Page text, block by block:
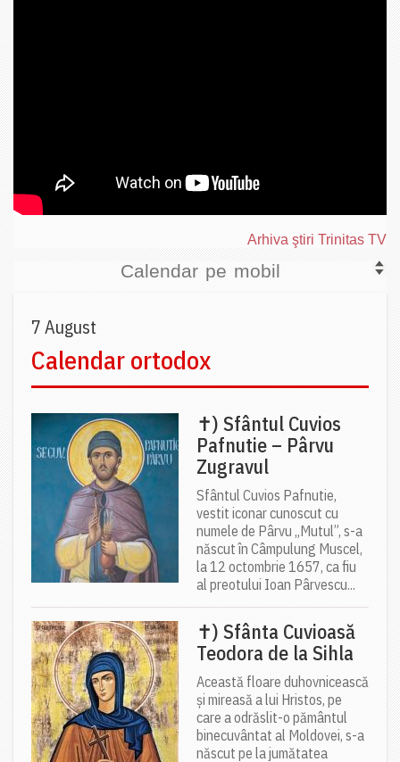
Arhiva ştiri Trinitas TV
Calendar pe mobil
7 August
Calendar ortodox
✝) Sfântul Cuvios
Pafnutie – Pârvu
Zugravul
Sfântul Cuvios Pafnutie,
vestit iconar cunoscut cu
numele de Pârvu „Mutul”, s-a
născut în Câmpulung Muscel,
la 12 octombrie 1657, ca fiu
al preotului Ioan Pârvescu...
✝) Sfânta Cuvioasă
Teodora de la Sihla
Această floare duhovnicească
și mireasă a lui Hristos, pe
care a odrăslit-o pământul
binecuvântat al Moldovei, s-a
născut pe la jumătatea